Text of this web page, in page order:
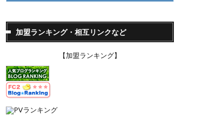
加盟ランキング・相互リンクなど
【加盟ランキング】